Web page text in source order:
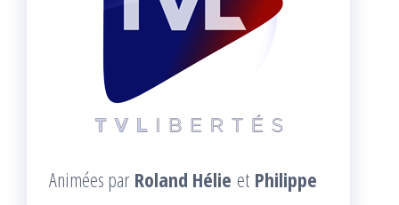
Animées par Roland Hélie et Philippe